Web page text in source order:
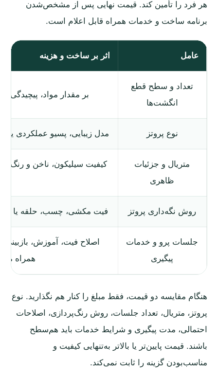
هر فرد را تأمین کند. قیمت نهایی پس از مشخص‌شدن
برنامه ساخت و خدمات همراه قابل اعلام است.
عامل اثر بر ساخت و هزینه
تعداد و سطح قطع
انگشت‌ها
بر مقدار مواد، پیچیدگی
نوع پروتز مدل زیبایی، پسیو عملکردی یا
متریال و جزئیات
ظاهری
کیفیت سیلیکون، ناخن و
روش نگه‌داری پروتز فیت مکشی، چسب، حلقه یا
جلسات پرو و خدمات
پیگیری
اصلاح فیت، آموزش،
همراه
هنگام مقایسه دو قیمت، فقط مبلغ را کنار هم نگذارید. نوع
پروتز، متریال، تعداد جلسات، روش رنگ‌پردازی، اصلاحات
احتمالی، مدت پیگیری و شرایط خدمات باید هم‌سطح
باشند. قیمت پایین‌تر یا بالاتر به‌تنهایی کیفیت و
مناسب‌بودن گزینه را ثابت نمی‌کند.